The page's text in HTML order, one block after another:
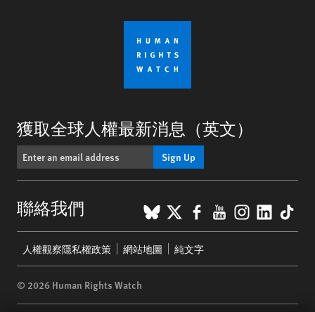
獲取全球人權最新消息（英文）
Sign Up
聯絡我們 BlueSky
X Facebook
YouTube
menu
人權觀察隱私權政策 網站地圖 純文字
© 2026 Human Rights Watch